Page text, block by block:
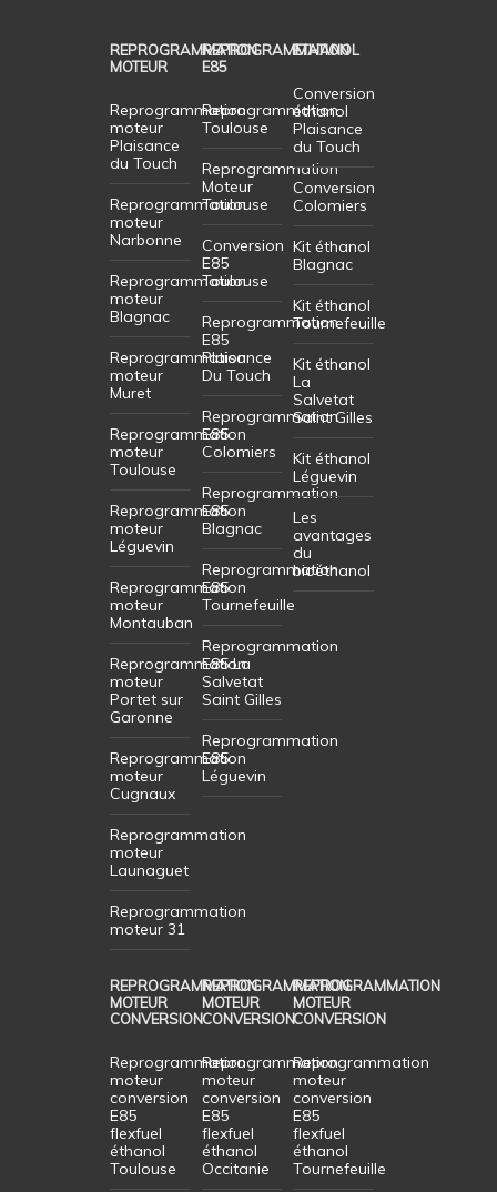
REPROGRAMMATION
MOTEUR
Reprogrammation
moteur
Plaisance
du Touch
Reprogrammation
moteur
Narbonne
Reprogrammation
moteur
Blagnac
Reprogrammation
moteur
Muret
Reprogrammation
moteur
Toulouse
Reprogrammation
moteur
Léguevin
Reprogrammation
moteur
Montauban
Reprogrammation
moteur
Portet sur
Garonne
Reprogrammation
moteur
Cugnaux
Reprogrammation
moteur
Launaguet
Reprogrammation
moteur 31
REPROGRAMMATION
E85
Reprogrammation
Toulouse
Reprogrammation
Moteur
Toulouse
Conversion
E85
Toulouse
Reprogrammation
E85
Plaisance
Du Touch
Reprogrammation
E85
Colomiers
Reprogrammation
E85
Blagnac
Reprogrammation
E85
Tournefeuille
Reprogrammation
E85 La
Salvetat
Saint Gilles
Reprogrammation
E85
Léguevin
ETHANOL
Conversion
éthanol
Plaisance
du Touch
Conversion
Colomiers
Kit éthanol
Blagnac
Kit éthanol
Tournefeuille
Kit éthanol
La
Salvetat
Saint Gilles
Kit éthanol
Léguevin
Les
avantages
du
bioéthanol
REPROGRAMMATION
MOTEUR
CONVERSION
Reprogrammation
moteur
conversion
E85
flexfuel
éthanol
Toulouse
REPROGRAMMATION
MOTEUR
CONVERSION
Reprogrammation
moteur
conversion
E85
flexfuel
éthanol
Occitanie
REPROGRAMMATION
MOTEUR
CONVERSION
Reprogrammation
moteur
conversion
E85
flexfuel
éthanol
Tournefeuille